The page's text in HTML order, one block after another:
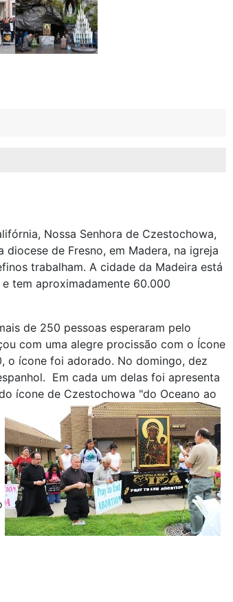
Nossa Senhora de Czestochowa,
de Fresno, em Madera, na igreja
trabalham. A cidade da Madeira está
tem aproximadamente 60.000
de 250 pessoas esperaram pelo
com uma alegre procissão com o Ícone
o ícone foi adorado. No domingo, dez
Em cada um delas foi apresenta
ícone de Czestochowa "do Oceano ao